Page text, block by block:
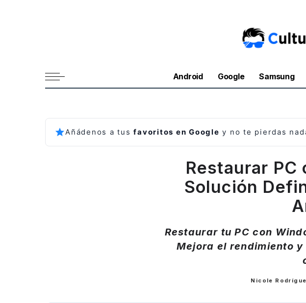
Android Google Samsung
Añádenos a tusfavoritos en Google y no te pierdas
Restaurar PC
Solución
Restaurar tu PC con
Mejora el rendimiento
Posted
Nicole